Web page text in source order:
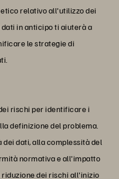
relativo all'utilizzo dei
in anticipo ti aiuterà a
le strategie di
rischi per identificare i
definizione del problema.
dati, alla complessità del
normativa e all'impatto
riduzione dei rischi all'inizio